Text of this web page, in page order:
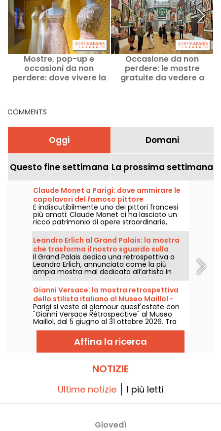
Mostre, pop-up e
occasioni da non
perdere: dove vivere la
Occasione da non
perdere: le mostre
gratuite da vedere a
COMMENTS
Oggi Domani
Questo fine settimana La prossima settimana
Claude Monet a Parigi: dove ammirare le
capolavori del famoso pittore
impressionista nella capitale?
È indiscutibilmente uno dei pittori francesi
più amati: Claude Monet ci ha lasciato un
ricco patrimonio di opere straordinarie,
molte delle quali sono esposte nei musei di
Parigi. Seguite la guida!
Leandro Erlich al Grand Palais: la mostra
che trasforma il nostro sguardo sulla
realtà - le nostre foto
Il Grand Palais dedica una retrospettiva a
Leandro Erlich, annunciata come la più
ampia mostra mai dedicata all’artista in
Europa. Appuntamento dal 2 giugno al 6
settembre 2026 per esplorare l’universo
singolare di Leandro Erlich, celebre per
installazioni che sfidano i nostri riferimenti e
la percezione dello spazio pubblico.
Gianni Versace: la mostra retrospettiva
dello stilista italiano al Museo Maillol -
proroghe
Parigi si veste di glamour quest'estate con
"Gianni Versace Rétrospective" al Museo
Maillol, dal 5 giugno al 31 ottobre 2026. Tra
barocco e overdose di stampe, la mostra di
moda retrò promette colori e stravaganza,
all'altezza della leggenda.
Affina la ricerca
NOTIZIE
Ultime notizie I più letti
Giovedì